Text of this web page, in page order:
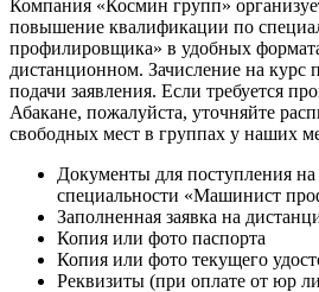
Компания «Космин групп»
повышение квалификации по
профилировщика» в удобных
дистанционном. Зачисление на курс
подачи заявления. Если требуется
Абакане, пожалуйста, уточняйте
свободных мест в группах у наших
Документы для поступления на
специальности «Машинист
Заполненная заявка на
Копия или фото паспорта
Копия или фото текущего
Реквизиты (при оплате от юр